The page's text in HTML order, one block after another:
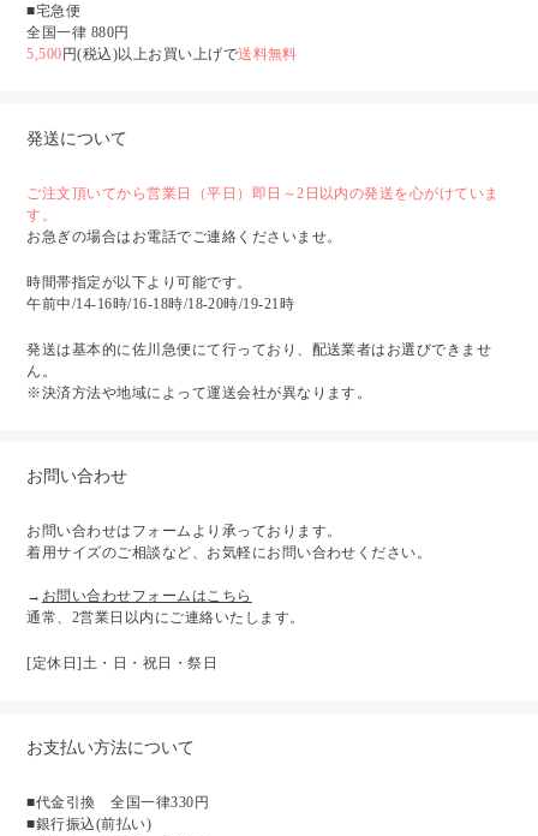
■宅急便
全国一律 880円
5,500円(税込)以上お買い上げで送料無料
発送について
ご注文頂いてから営業日（平日）即日～2日以内の発送を心がけていま
す。
お急ぎの場合はお電話でご連絡くださいませ。
時間帯指定が以下より可能です。
午前中/14-16時/16-18時/18-20時/19-21時
発送は基本的に佐川急便にて行っており、配送業者はお選びできませ
ん。
※決済方法や地域によって運送会社が異なります。
お問い合わせ
お問い合わせはフォームより承っております。
着用サイズのご相談など、お気軽にお問い合わせください。
→ お問い合わせフォームはこちら
通常、2営業日以内にご連絡いたします。
[定休日]土・日・祝日・祭日
お支払い方法について
■代金引換 全国一律330円
■銀行振込(前払い)